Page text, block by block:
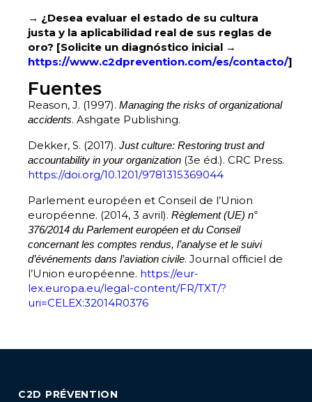
→ ¿Desea evaluar el estado de su cultura
justa y la aplicabilidad real de sus reglas de
oro? [Solicite un diagnóstico inicial →
https://www.c2dprevention.com/es/contacto/]
Fuentes
Reason, J. (1997). Managing the risks of organizational
accidents. Ashgate Publishing.
Dekker, S. (2017). Just culture: Restoring trust and
accountability in your organization (3e éd.). CRC Press.
https://doi.org/10.1201/9781315369044
Parlement européen et Conseil de l’Union
européenne. (2014, 3 avril). Règlement (UE) n°
376/2014 du Parlement européen et du Conseil
concernant les comptes rendus, l’analyse et le suivi
d’événements dans l’aviation civile. Journal officiel de
l’Union européenne. https://eur-
lex.europa.eu/legal-content/FR/TXT/?
uri=CELEX:32014R0376
C2D PRÉVENTION